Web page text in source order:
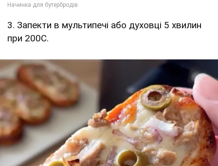
3. Запекти в мультипечі або духовці 5 хвилин
при 200С.